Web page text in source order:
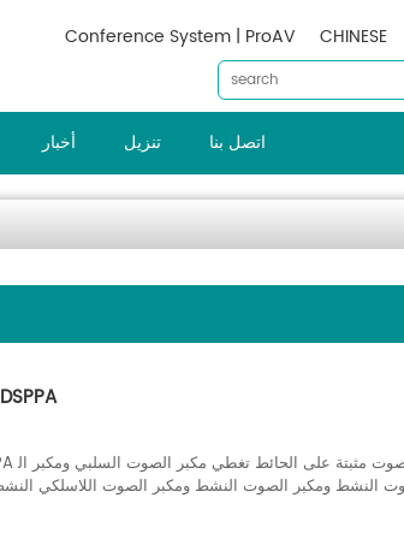
CHINESE
Conference System | ProAV
أخبار تنزيل اتصل بنا
مكبرات صوت مثبتة على الحائط DSPPA